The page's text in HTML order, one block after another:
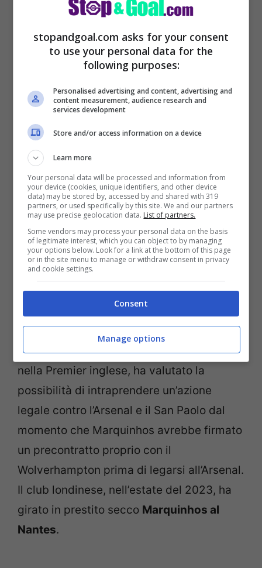
Marcus Vinicius Oliveira Alencar, per tutti
Marquinhos, classe 2003, è un esterno
destro brasiliano. E’ stato acquistato
dall’Arsenal dal San Paolo nell’estate del
2022 e si è legato al club della Premier
League con un contratto pluriennale.
Lascia Londra per il Frosinone, ipotesi da non escludere
(Foto ANSA stopandgoal.com)
IlWolverhampton, altro club che milita
nella Premier inglese, ha valutato la
possibilità di intraprendere un’azione
legale contro l’Arsenal e il San Paolo dal
momento che Marquinhos avrebbe firmato
un precontratto proprio con il
Wolverhampton prima di legarsi all’Arsenal.
Il club londinese, nell’estate del 2023, ha
girato in prestito secco Marquinhos al
Nantes.
stopandgoal.com asks for your consent
to use your personal data for the
following purposes:
Personalised advertising and content, advertising and
content measurement, audience research and
services development
Store and/or access information on a device
Learn more
Your personal data will be processed and information from
your device (cookies, unique identifiers, and other device
data) may be stored by, accessed by and shared with 319
partners, or used specifically by this site. We and our partners
may use precise geolocation data. List of partners.
Some vendors may process your personal data on the basis
of legitimate interest, which you can object to by managing
your options below. Look for a link at the bottom of this page
or in the site menu to manage or withdraw consent in privacy
and cookie settings.
Consent
Manage options